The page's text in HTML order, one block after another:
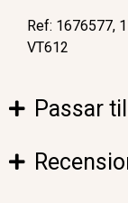
Ref: 1676577,
VT612
Passar till